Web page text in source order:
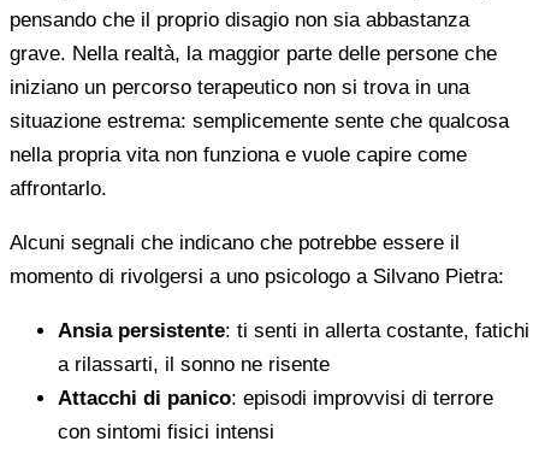
pensando che il proprio disagio non sia abbastanza
grave. Nella realtà, la maggior parte delle persone che
iniziano un percorso terapeutico non si trova in una
situazione estrema: semplicemente sente che qualcosa
nella propria vita non funziona e vuole capire come
affrontarlo.
Alcuni segnali che indicano che potrebbe essere il
momento di rivolgersi a uno psicologo a Silvano Pietra:
Ansia persistente: ti senti in allerta costante, fatichi
a rilassarti, il sonno ne risente
Attacchi di panico: episodi improvvisi di terrore
con sintomi fisici intensi